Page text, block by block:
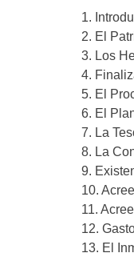
1.
2. El
3. Los
4.
5. El
6. El
7. La
8. La
9.
10.
11.
12.
13. El